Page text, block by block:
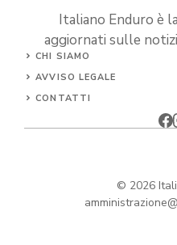
Italiano Enduro è
aggiornati sulle
CHI SIAMO
AVVISO LEGALE
CONTATTI
© 2026